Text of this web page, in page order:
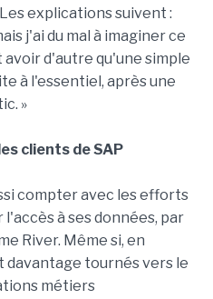
explications suivent :
j'ai du mal à imaginer ce
d'autre qu'une simple
à l'essentiel, après une
»
clients de SAP
compter avec les efforts
à ses données, par
River. Même si, en
davantage tournés vers le
métiers